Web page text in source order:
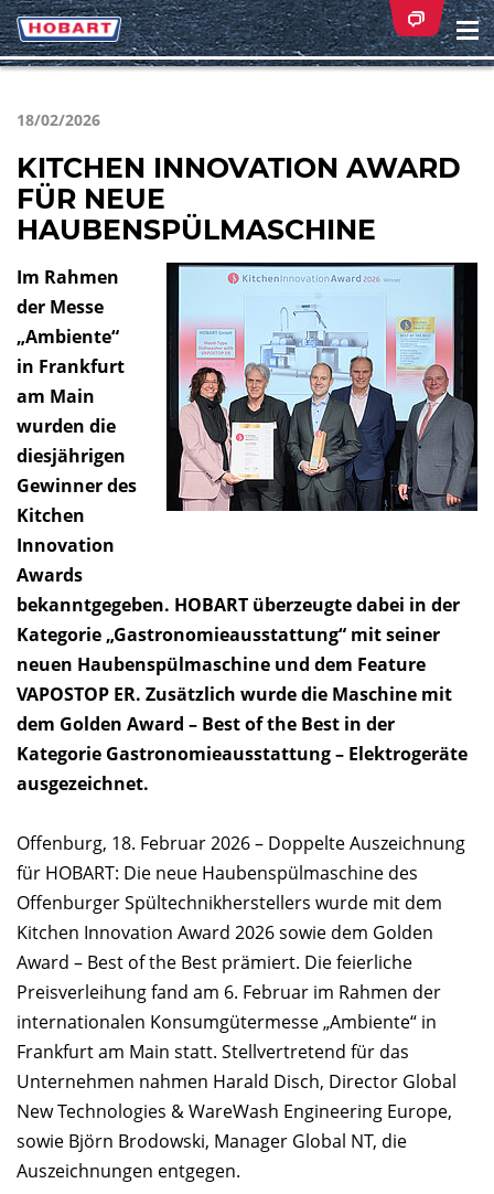
18/02/2026
KITCHEN INNOVATION AWARD
FÜR NEUE
HAUBENSPÜLMASCHINE
Im Rahmen
der Messe
„Ambiente“
in Frankfurt
am Main
wurden die
diesjährigen
Gewinner des
Kitchen
Innovation
Awards
bekanntgegeben. HOBART überzeugte dabei in der
Kategorie „Gastronomieausstattung“ mit seiner
neuen Haubenspülmaschine und dem Feature
VAPOSTOP ER. Zusätzlich wurde die Maschine mit
dem Golden Award – Best of the Best in der
Kategorie Gastronomieausstattung – Elektrogeräte
ausgezeichnet.
Offenburg, 18. Februar 2026 – Doppelte Auszeichnung
für HOBART: Die neue Haubenspülmaschine des
Offenburger Spültechnikherstellers wurde mit dem
Kitchen Innovation Award 2026 sowie dem Golden
Award – Best of the Best prämiert. Die feierliche
Preisverleihung fand am 6. Februar im Rahmen der
internationalen Konsumgütermesse „Ambiente“ in
Frankfurt am Main statt. Stellvertretend für das
Unternehmen nahmen Harald Disch, Director Global
New Technologies & WareWash Engineering Europe,
sowie Björn Brodowski, Manager Global NT, die
Auszeichnungen entgegen.